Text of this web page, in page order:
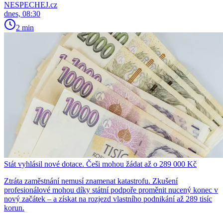
NESPECHEJ.cz
dnes, 08:30
2 min
Stát vyhlásil nové dotace. Češi mohou žádat až o 289 000 Kč
Ztráta zaměstnání nemusí znamenat katastrofu. Zkušení
profesionálové mohou díky státní podpoře proměnit nucený konec v
nový začátek – a získat na rozjezd vlastního podnikání až 289 tisíc
korun.